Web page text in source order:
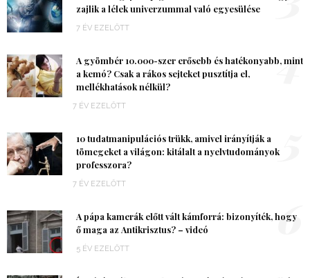
zajlik a lélek univerzummal való egyesülése
7 ÉV EZELŐTT
A gyömbér 10.000-szer erősebb és hatékonyabb, mint
a kemó? Csak a rákos sejteket pusztítja el,
mellékhatások nélkül?
7 ÉV EZELŐTT
4
10 tudatmanipulációs trükk, amivel irányítják a
tömegeket a világon: kitálalt a nyelvtudományok
professzora?
7 ÉV EZELŐTT
A pápa kamerák előtt vált kámforrá: bizonyíték, hogy
ő maga az Antikrisztus? – videó
5 ÉV EZELŐTT
6